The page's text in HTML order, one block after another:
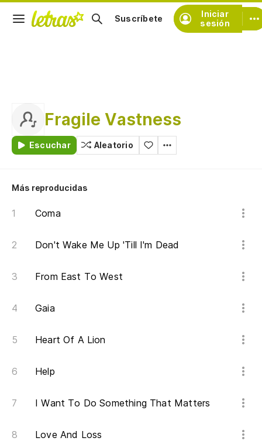
Iniciar
sesión
Suscríbete
Fragile Vastness
Escuchar Aleatorio
Más reproducidas
Coma
Don't Wake Me Up 'Till I'm Dead
From East To West
Gaia
Heart Of A Lion
Help
I Want To Do Something That Matters
Love And Loss